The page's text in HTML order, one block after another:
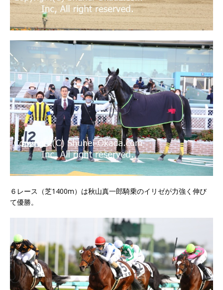
６レース（芝1400m）は秋山真一郎騎乗のイリゼが力強く伸び
て優勝。